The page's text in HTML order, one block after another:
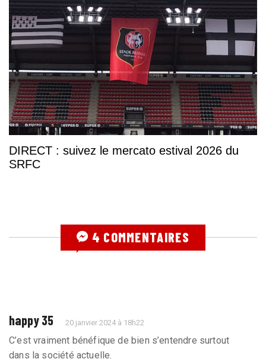
DIRECT : suivez le mercato estival 2026 du
SRFC
4 COMMENTAIRES
happy 35 20 janvier 2024 à 18h22
C’est vraiment bénéfique de bien s’entendre surtout
dans la société actuelle.